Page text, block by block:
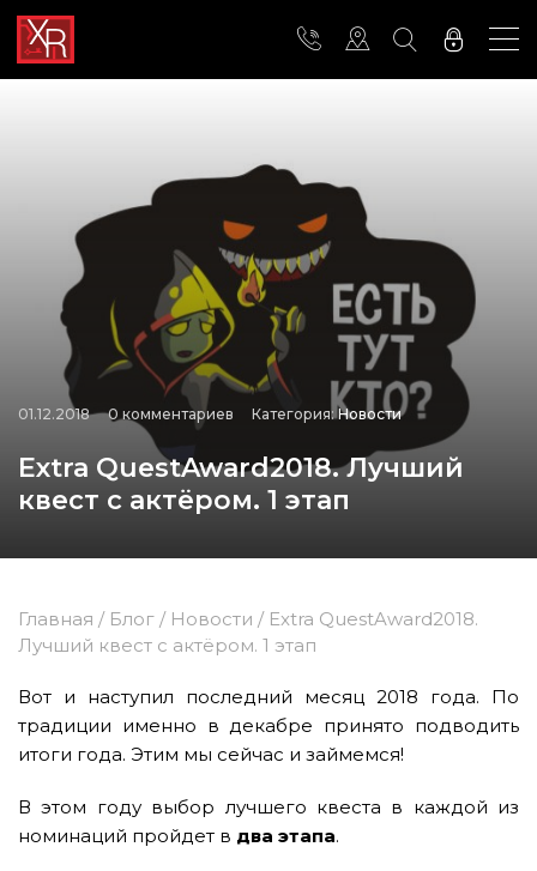
01.12.2018 0 комментариев Категория:Новости
Extra QuestAward2018. Лучший
квест с актёром. 1 этап
Главная / Блог / Новости / Extra QuestAward2018.
Лучший квест с актёром. 1 этап
Вот и наступил последний месяц 2018 года. По
традиции именно в декабре принято подводить
итоги года. Этим мы сейчас и займемся!
В этом году выбор лучшего квеста в каждой из
номинаций пройдет в два этапа.